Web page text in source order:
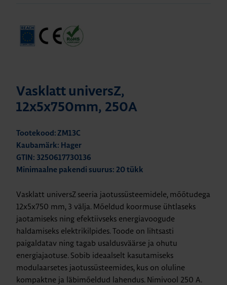
Vasklatt universZ,
12x5x750mm, 250A
Tootekood: ZM13C
Kaubamärk: Hager
GTIN: 3250617730136
Minimaalne pakendi suurus: 20 tükk
Vasklatt universZ seeria jaotussüsteemidele, mõõtudega
12x5x750 mm, 3 välja. Mõeldud koormuse ühtlaseks
jaotamiseks ning efektiivseks energiavoogude
haldamiseks elektrikilpides. Toode on lihtsasti
paigaldatav ning tagab usaldusväärse ja ohutu
energiajaotuse. Sobib ideaalselt kasutamiseks
modulaarsetes jaotussüsteemides, kus on oluline
kompaktne ja läbimõeldud lahendus. Nimivool 250 A.